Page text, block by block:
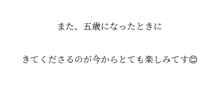
また、五歳になったときに
きてくださるのが今からとても楽しみてす😊